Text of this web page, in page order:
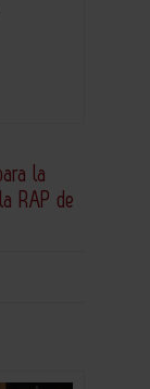
la
RAP de